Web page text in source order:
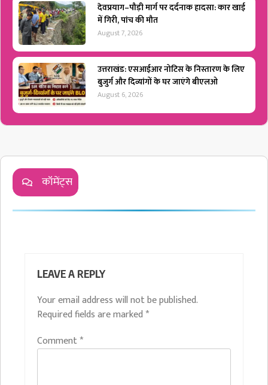
देवप्रयाग–पौड़ी मार्ग पर दर्दनाक हादसा: कार खाई
में गिरी, पांच की मौत
August 7, 2026
उत्तराखंड: एसआईआर नोटिस के निस्तारण के लिए
बुजुर्ग और दिव्यांगों के घर जाएंगे बीएलओ
August 6, 2026
कॉमेंट्स
LEAVE A REPLY
Your email address will not be published.
Required fields are marked *
Comment*